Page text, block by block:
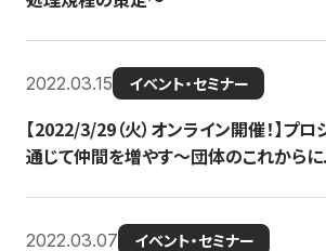
2022.03.15 イベント・セミナー
【2022/3/29（火）オンライン開催！】プ
通じて仲間を増やす～団体のこれから
2022.03.07 イベント・セミナー